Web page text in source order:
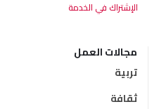
مجالات العمل
تربية
ثقافة